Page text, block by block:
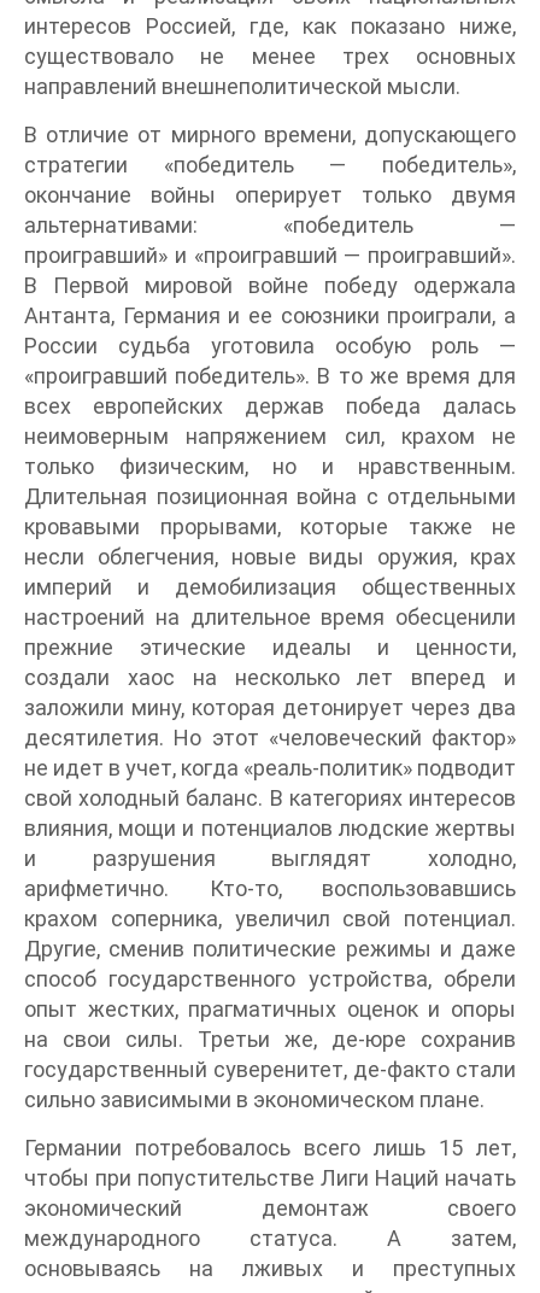
интересов Россией, где, как показано ниже,
существовало не менее трех основных
направлений внешнеполитической мысли.
В отличие от мирного времени, допускающего
стратегии «победитель — победитель»,
окончание войны оперирует только двумя
альтернативами: «победитель —
проигравший» и «проигравший — проигравший».
В Первой мировой войне победу одержала
Антанта, Германия и ее союзники проиграли, а
России судьба уготовила особую роль —
«проигравший победитель». В то же время для
всех европейских держав победа далась
неимоверным напряжением сил, крахом не
только физическим, но и нравственным.
Длительная позиционная война с отдельными
кровавыми прорывами, которые также не
несли облегчения, новые виды оружия, крах
империй и демобилизация общественных
настроений на длительное время обесценили
прежние этические идеалы и ценности,
создали хаос на несколько лет вперед и
заложили мину, которая детонирует через два
десятилетия. Но этот «человеческий фактор»
не идет в учет, когда «реаль-политик» подводит
свой холодный баланс. В категориях интересов
влияния, мощи и потенциалов людские жертвы
и разрушения выглядят холодно,
арифметично. Кто-то, воспользовавшись
крахом соперника, увеличил свой потенциал.
Другие, сменив политические режимы и даже
способ государственного устройства, обрели
опыт жестких, прагматичных оценок и опоры
на свои силы. Третьи же, де-юре сохранив
государственный суверенитет, де-факто стали
сильно зависимыми в экономическом плане.
Германии потребовалось всего лишь 15 лет,
чтобы при попустительстве Лиги Наций начать
экономический демонтаж своего
международного статуса. А затем,
основываясь на лживых и преступных